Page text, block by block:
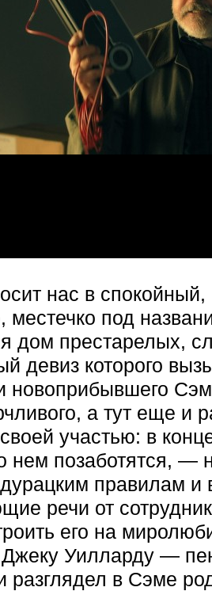
нас в спокойный,
под
дом престарелых,
девиз которого
новоприбывшего
а тут еще и
участью: в
нем позаботятся, —
правилам и
речи от
его на
Уилларду —
разглядел в Сэме